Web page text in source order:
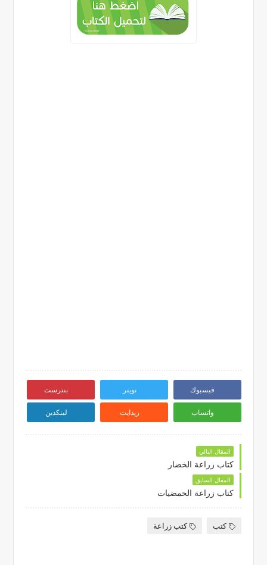
فيسبوك تويتر بنترست
واتساب ريدايت لينكدين
المقال التالي
كتاب زراعة الخضار
المقال السابق
كتاب زراعة الحمضيات
كتب كتب زراعة